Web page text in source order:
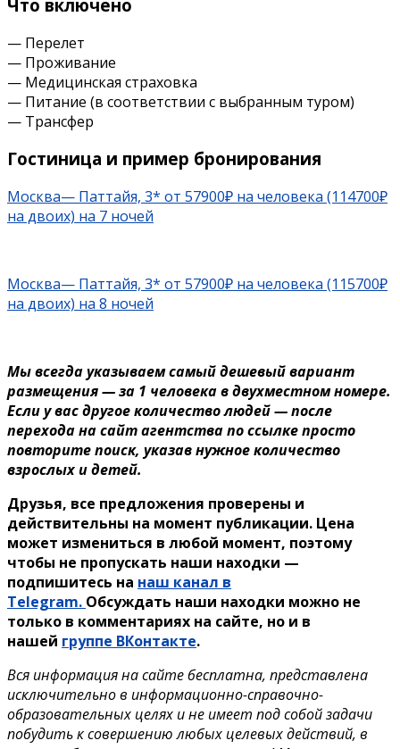
Что включено
— Перелет
— Проживание
— Медицинская страховка
— Питание (в соответствии с выбранным туром)
— Трансфер
Гостиница и пример бронирования
Москва— Паттайя, 3* от 57900₽ на человека (114700₽
на двоих) на 7 ночей
Москва— Паттайя, 3* от 57900₽ на человека (115700₽
на двоих) на 8 ночей
Мы всегда указываем самый дешевый вариант
размещения — за 1 человека в двухместном номере.
Если у вас другое количество людей — после
перехода на сайт агентства по ссылке просто
повторите поиск, указав нужное количество
взрослых и детей.
Друзья, все предложения проверены и
действительны на момент публикации. Цена
может измениться в любой момент, поэтому
чтобы не пропускать наши находки —
подпишитесь на наш канал в
Telegram. Обсуждать наши находки можно не
только в комментариях на сайте, но и в
нашей группе ВКонтакте.
Вся информация на сайте бесплатна, представлена
исключительно в информационно-справочно-
образовательных целях и не имеет под собой задачи
побудить к совершению любых целевых действий, в